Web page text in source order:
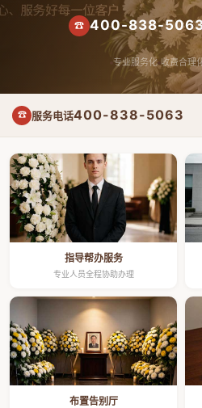
☎ 400-838-
专业服务化 收费合理
☎ 服务电话400-838-5063
指导帮办服务
专业人员全程协助办理
布置告别厅